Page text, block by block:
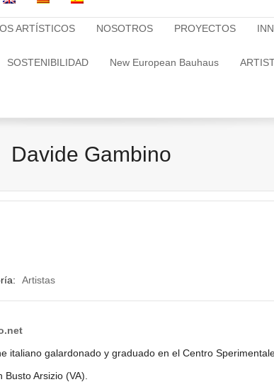
ARTÍSTICOS NOSOTROS PROYECTOS
SOSTENIBILIDAD New European Bauhaus
Davide Gambino
Artistas
italiano galardonado y graduado en el Centro
Arsizio (VA).